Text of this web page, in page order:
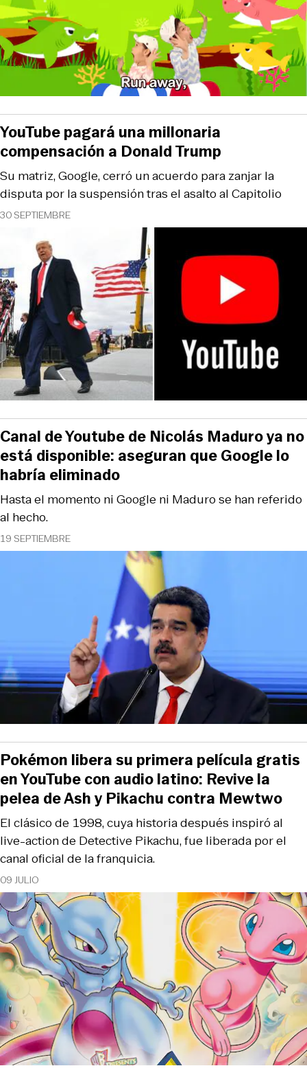
30 SEPTIEMBRE
Su matriz, Google, cerró un acuerdo para zanjar la
disputa por la suspensión tras el asalto al Capitolio
YouTube pagará una millonaria
compensación a Donald Trump
19 SEPTIEMBRE
Hasta el momento ni Google ni Maduro se han referido
al hecho.
Canal de Youtube de Nicolás Maduro ya no
está disponible: aseguran que Google lo
habría eliminado
09 JULIO
El clásico de 1998, cuya historia después inspiró al
live-action de Detective Pikachu, fue liberada por el
canal oficial de la franquicia.
Pokémon libera su primera película gratis
en YouTube con audio latino: Revive la
pelea de Ash y Pikachu contra Mewtwo